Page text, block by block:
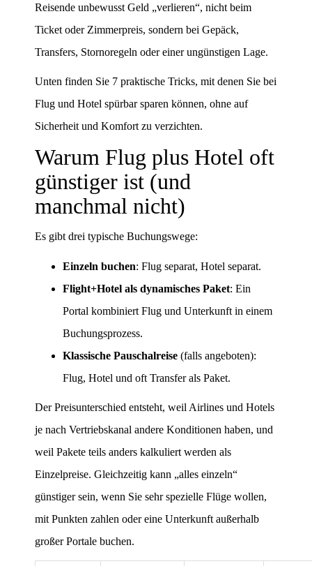
Reisende unbewusst Geld „verlieren“, nicht beim
Ticket oder Zimmerpreis, sondern bei Gepäck,
Transfers, Stornoregeln oder einer ungünstigen Lage.
Unten finden Sie 7 praktische Tricks, mit denen Sie bei
Flug und Hotel spürbar sparen können, ohne auf
Sicherheit und Komfort zu verzichten.
Warum Flug plus Hotel oft
günstiger ist (und
manchmal nicht)
Es gibt drei typische Buchungswege:
Einzeln buchen: Flug separat, Hotel separat.
Flight+Hotel als dynamisches Paket: Ein
Portal kombiniert Flug und Unterkunft in einem
Buchungsprozess.
Klassische Pauschalreise (falls angeboten):
Flug, Hotel und oft Transfer als Paket.
Der Preisunterschied entsteht, weil Airlines und Hotels
je nach Vertriebskanal andere Konditionen haben, und
weil Pakete teils anders kalkuliert werden als
Einzelpreise. Gleichzeitig kann „alles einzeln“
günstiger sein, wenn Sie sehr spezielle Flüge wollen,
mit Punkten zahlen oder eine Unterkunft außerhalb
großer Portale buchen.